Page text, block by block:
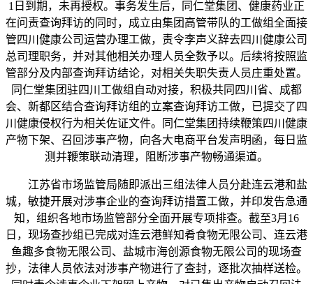
1日到期，未再授权。事务发生后，同仁堂集团、健康药业正
在问责查询拜访的同时，成立由集团高管带队的工做组全面接
管四川健康公司运营办理工做，责令李声义辞去四川健康公司
总司理职务，并对其他相关办理人员全数予以。后续将按照监
管部分及内部查询拜访结论，对相关失职失责人员庄重处置。
同仁堂集团驻四川工做组自动对接，积极共同四川省、成都
会、新都区结合查询拜访组的立案查询拜访工做，已提交了四
川健康侵权行为相关佐证文件。同仁堂集团持续鞭策四川健康
产物下架、召回涉事产物，向各大电商平台发声明函，每日监
测并鞭策联动清理，阻断涉事产物畅通渠道。
江苏省市场监管局随即派出三组法律人员分赴连云港和盐
城，敏捷开展对涉事企业的查询拜访措置工做，并印发告急通
知，组织各地市场监管部分全面开展专项排查。截至3月16
日，现场查抄组已完成对连云港鲜知肴食物无限公司、连云港
鱼趣多食物无限公司、盐城市海创源食物无限公司的现场查
抄，法律人员依法对涉事产物进行了查封，逐批次抽样送检。